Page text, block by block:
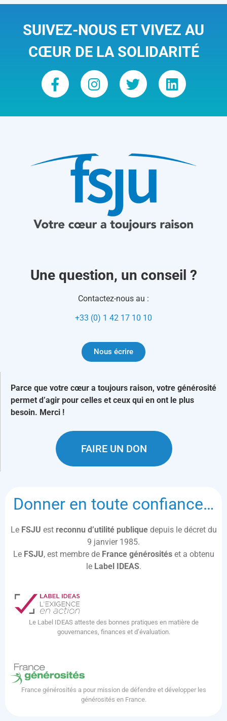
SUIVEZ-NOUS ET VIVEZ AU
CŒUR DE LA SOLIDARITÉ
Une question, un conseil ?
Contactez-nous au :
+33 (0) 1 42 17 10 10
Nous écrire
Parce que votre cœur a toujours raison, votre générosité
permet d’agir pour celles et ceux qui en ont le plus
besoin. Merci !
FAIRE UN DON
Donner en toute confiance…
Le FSJU est reconnu d’utilité publique depuis le décret du
9 janvier 1985.
Le FSJU, est membre de France générositéset a obtenu
le Label IDEAS.
Le Label IDEAS atteste des bonnes pratiques en matière de
gouvernances, finances et d’évaluation.
France générosités a pour mission de défendre et développer les
générosités en France.